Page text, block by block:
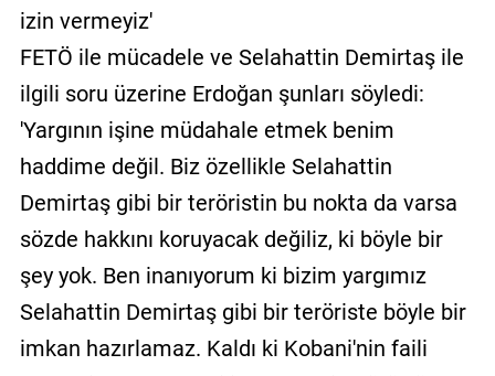
izin vermeyiz'
FETÖ ile mücadele ve Selahattin Demirtaş ile
ilgili soru üzerine Erdoğan şunları söyledi:
'Yargının işine müdahale etmek benim
haddime değil. Biz özellikle Selahattin
Demirtaş gibi bir teröristin bu nokta da varsa
sözde hakkını koruyacak değiliz, ki böyle bir
şey yok. Ben inanıyorum ki bizim yargımız
Selahattin Demirtaş gibi bir teröriste böyle bir
imkan hazırlamaz. Kaldı ki Kobani'nin faili